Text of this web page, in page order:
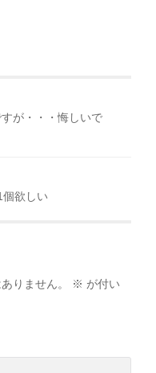
が・・・悔しいで
欲しい
りません。 ※ が付い